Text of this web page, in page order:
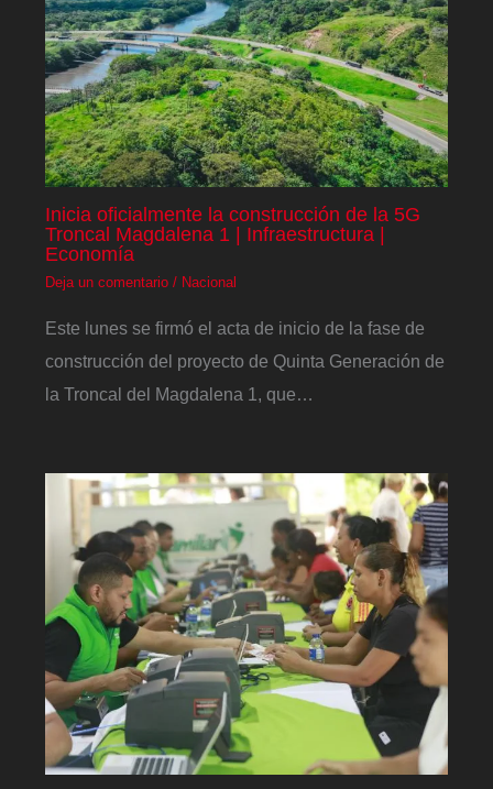
Inicia oficialmente la construcción de la 5G
Troncal Magdalena 1 | Infraestructura |
Economía
Deja un comentario / Nacional
Este lunes se firmó el acta de inicio de la fase de
construcción del proyecto de Quinta Generación de
la Troncal del Magdalena 1, que…